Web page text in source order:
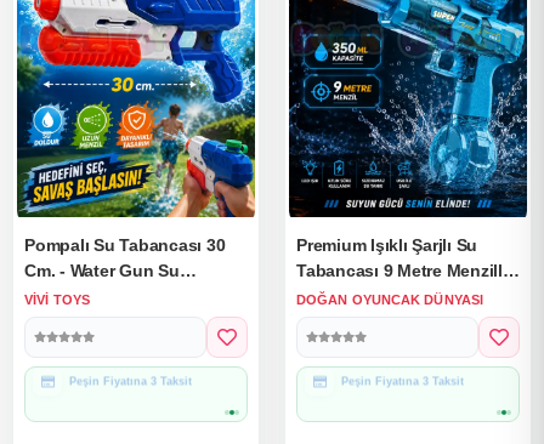
Pompalı Su Tabancası 30
Cm. - Water Gun Su
Eğlencesi Su Silahı Su
Savaşı
VIVI TOYS
Hediye Paketine Uygun
Premium Işıklı Şarjlı Su
Tabancası 9 Metre Menzilli
350 Ml Su Haznesi - Lüx
Şarjlı Su Tabancası
DOĞAN OYUNCAK DÜNYASI
Hediye Paketine Uygun